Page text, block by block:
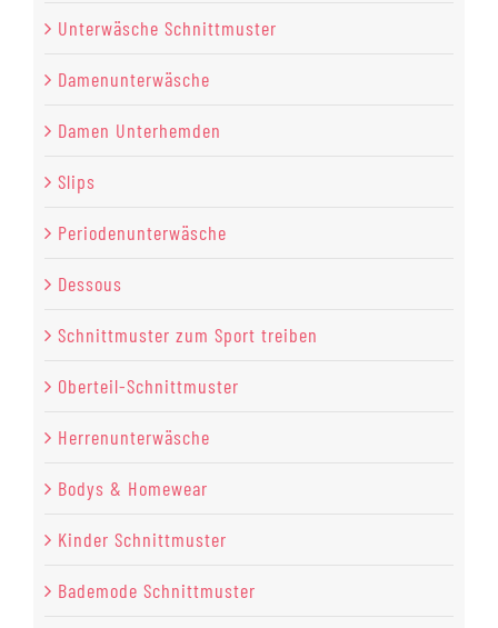
Unterwäsche Schnittmuster
Damenunterwäsche
Damen Unterhemden
Slips
Periodenunterwäsche
Dessous
Schnittmuster zum Sport treiben
Oberteil-Schnittmuster
Herrenunterwäsche
Bodys & Homewear
Kinder Schnittmuster
Bademode Schnittmuster